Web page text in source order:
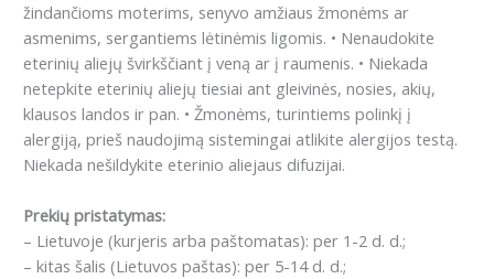
žindančioms moterims, senyvo amžiaus žmonėms ar
asmenims, sergantiems lėtinėmis ligomis. • Nenaudokite
eterinių aliejų švirkščiant į veną ar į raumenis. • Niekada
netepkite eterinių aliejų tiesiai ant gleivinės, nosies, akių,
klausos landos ir pan. • Žmonėms, turintiems polinkį į
alergiją, prieš naudojimą sistemingai atlikite alergijos testą.
Niekada nešildykite eterinio aliejaus difuzijai.
Prekių pristatymas:
– Lietuvoje (kurjeris arba paštomatas): per 1-2 d. d.;
– kitas šalis (Lietuvos paštas): per 5-14 d. d.;